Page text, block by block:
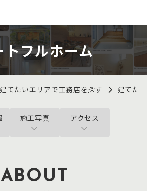
トフルホーム
建てたいエリアで工務店を探す 建てた
施工写真 アクセス
ABOUT